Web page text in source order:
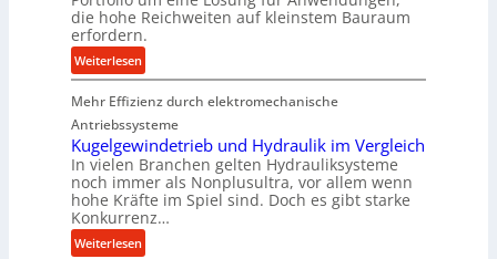
u
k
t
i
o
n
i
n
d
e
n
M
die hohe Reichweiten auf kleinstem Bauraum
erfordern.
Weiterlesen:
K
o
m
p
a
k
t
e
U
Mehr Effizienz durch elektromechanische
Antriebssysteme
Kugelgewindetrieb und Hydraulik im Vergleich
In vielen Branchen gelten Hydrauliksysteme
noch immer als Nonplusultra, vor allem wenn
hohe Kräfte im Spiel sind. Doch es gibt starke
Konkurrenz…
Weiterlesen: